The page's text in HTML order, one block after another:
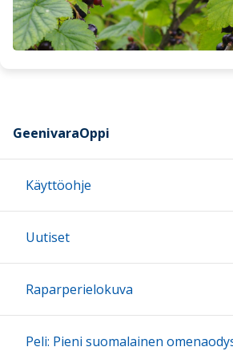
GeenivaraOppi
Käyttöohje
Uutiset
Raparperielokuva
Peli: Pieni suomalainen